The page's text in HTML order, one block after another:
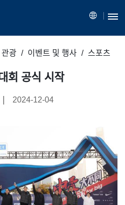
관광 이벤트 및 행사 스포츠
회 공식 시작
| 2024-12-04